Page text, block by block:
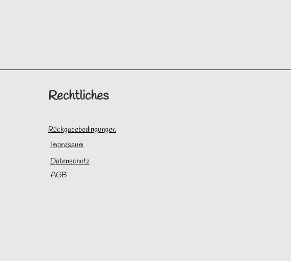
Rechtliches
Rückgabebedingungen
Impressum
Datenschutz
AGB